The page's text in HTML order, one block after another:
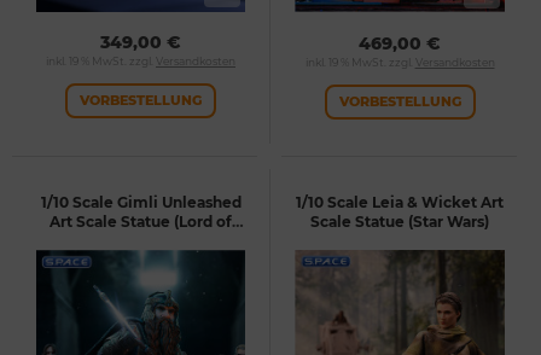
349,00 €
inkl. 19 % MwSt. zzgl. Versandkosten
VORBESTELLUNG
469,00 €
inkl. 19 % MwSt. zzgl. Versandkosten
VORBESTELLUNG
1/10 Scale Gimli Unleashed
Art Scale Statue (Lord of
1/10 Scale Leia & Wicket Art
Scale Statue (Star Wars)